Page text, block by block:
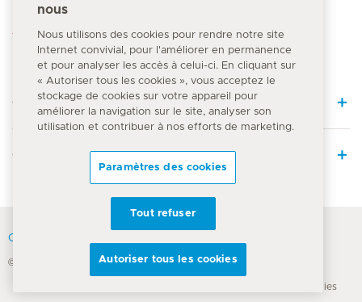
Numéro d'urgence
144
Quick Links
Offre médicale
Contact
© Groupe Hirslanden 2026 Déclaration de confidentialité
Directive sur les cookies
nous
Nous utilisons des cookies pour rendre notre site
Internet convivial, pour l'améliorer en permanence
et pour analyser les accès à celui-ci. En cliquant sur
« Autoriser tous les cookies », vous acceptez le
stockage de cookies sur votre appareil pour
améliorer la navigation sur le site, analyser son
utilisation et contribuer à nos efforts de marketing.
Paramètres des cookies
Tout refuser
Autoriser tous les cookies